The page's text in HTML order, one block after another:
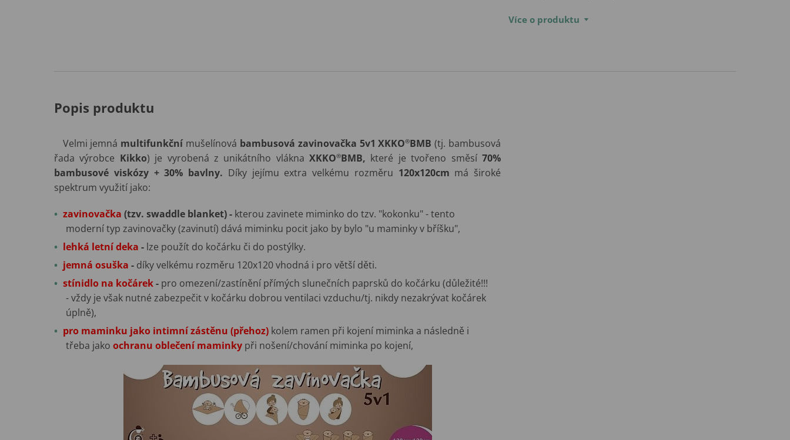
Více o produktu
Popis produktu
Velmi jemná multifunkčnímušelínová bambusová zavinovačka 5v1 XKKO®BMB(tj. bambusová
řada výrobce Kikko) je vyrobená z unikátního vláknaXKKO®BMB, které je tvořeno směsí70%
bambusové viskózy + 30% bavlny. Díky jejímu extra velkému rozměru 120x120cm má široké
spektrum využití jako:
zavinovačka (tzv. swaddle blanket) - kterou zavinete miminko do tzv. "kokonku" - tento
moderní typ zavinovačky (zavinutí) dává miminku pocit jako by bylo "u maminky v bříšku",
lehká letní deka - lze použít do kočárku či do postýlky.
jemná osuška - díky velkému rozměru 120x120 vhodná i pro větší děti.
stínidlo na kočárek- pro omezení/zastínění přímých slunečních paprsků do kočárku (důležité!!!
- vždy je však nutné zabezpečit v kočárku dobrou ventilaci vzduchu/tj. nikdy nezakrývat kočárek
úplně),
pro maminku jako intimní zástěnu (přehoz) kolem ramen při kojení miminka a následně i
třeba jako ochranu oblečení maminky při nošení/chování miminka po kojení,